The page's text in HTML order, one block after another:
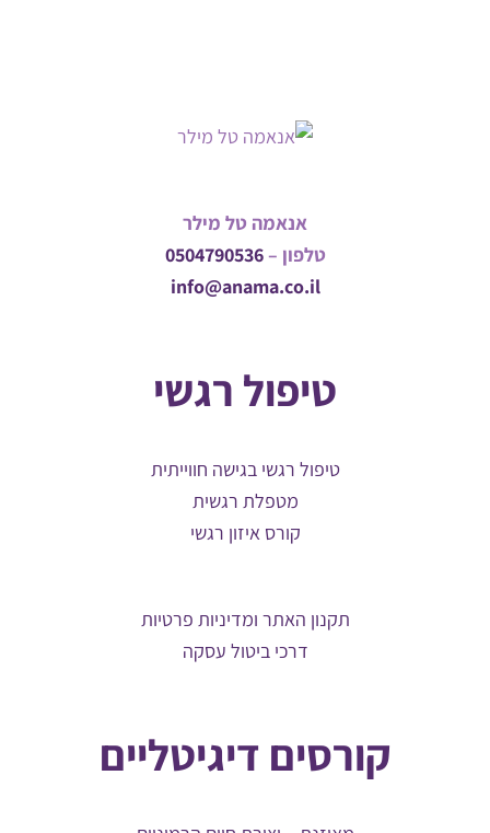
אנאמה טל מילר
טלפון –0504790536
info@anama.co.il
טיפול רגשי
טיפול רגשי בגישה חווייתית
מטפלת רגשית
קורס איזון רגשי
תקנון האתר ומדיניות פרטיות
דרכי ביטול עסקה
קורסים דיגיטליים